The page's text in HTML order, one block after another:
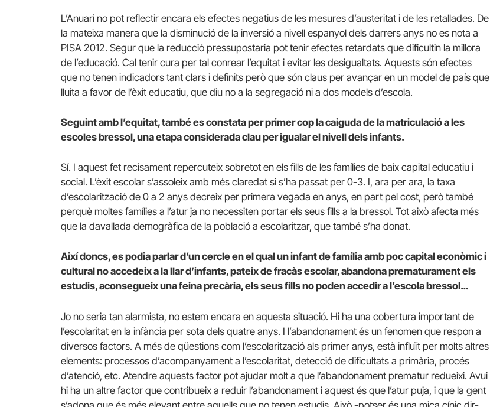
L’Anuari no pot reflectir encara els efectes negatius de les mesures d’austeritat i de les retallades. De
la mateixa manera que la disminució de la inversió a nivell espanyol dels darrers anys no es nota a
PISA 2012. Segur que la reducció pressupostaria pot tenir efectes retardats que dificultin la millora
de l’educació. Cal tenir cura per tal conrear l’equitat i evitar les desigualtats. Aquests són efectes
que no tenen indicadors tant clars i definits però que són claus per avançar en un model de país que
lluita a favor de l’èxit educatiu, que diu no a la segregació ni a dos models d’escola.
Seguint amb l’equitat, també es constata per primer cop la caiguda de la matriculació a les
escoles bressol, una etapa considerada clau per igualar el nivell dels infants.
Sí. I aquest fet recisament repercuteix sobretot en els fills de les famílies de baix capital educatiu i
social. L’èxit escolar s’assoleix amb més claredat si s’ha passat per 0-3. I, ara per ara, la taxa
d’escolarització de 0 a 2 anys decreix per primera vegada en anys, en part pel cost, però també
perquè moltes famílies a l’atur ja no necessiten portar els seus fills a la bressol. Tot això afecta més
que la davallada demogràfica de la població a escolaritzar, que també s’ha donat.
Així doncs, es podia parlar d’un cercle en el qual un infant de família amb poc capital econòmic i
cultural no accedeix a la llar d’infants, pateix de fracàs escolar, abandona prematurament els
estudis, aconsegueix una feina precària, els seus fills no poden accedir a l’escola bressol…
Jo no seria tan alarmista, no estem encara en aquesta situació. Hi ha una cobertura important de
l’escolaritat en la infància per sota dels quatre anys. I l’abandonament és un fenomen que respon a
diversos factors. A més de qüestions com l’escolarització als primer anys, està influït per molts altres
elements: processos d’acompanyament a l’escolaritat, detecció de dificultats a primària, procés
d’atenció, etc. Atendre aquests factor pot ajudar molt a que l’abandonament prematur redueixi. Avui
hi ha un altre factor que contribueix a reduir l’abandonament i aquest és que l’atur puja, i que la gent